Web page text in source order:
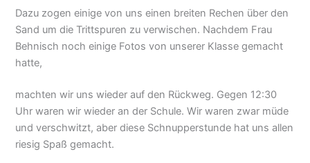
Dazu zogen einige von uns einen breiten Rechen über den
Sand um die Trittspuren zu verwischen. Nachdem Frau
Behnisch noch einige Fotos von unserer Klasse gemacht
hatte,
machten wir uns wieder auf den Rückweg. Gegen 12:30
Uhr waren wir wieder an der Schule. Wir waren zwar müde
und verschwitzt, aber diese Schnupperstunde hat uns allen
riesig Spaß gemacht.